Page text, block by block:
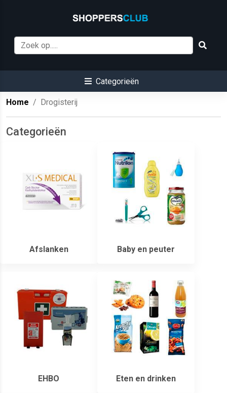
Categorieën
Home Drogisterij
Categorieën
Afslanken Baby en peuter
EHBO Eten en drinken